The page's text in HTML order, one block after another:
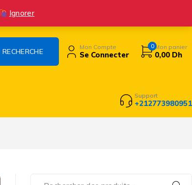
Ignorer
Mon Compte
Se Connecter
0 Mon panier
0,00 Dh
Support
+212773980951